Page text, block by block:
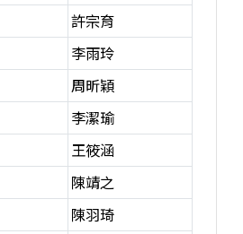
許宗育
李雨玲
周昕穎
李潔瑜
王筱涵
陳靖之
陳羽琦